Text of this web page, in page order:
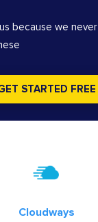
because we never
STARTED FREE
Cloudways